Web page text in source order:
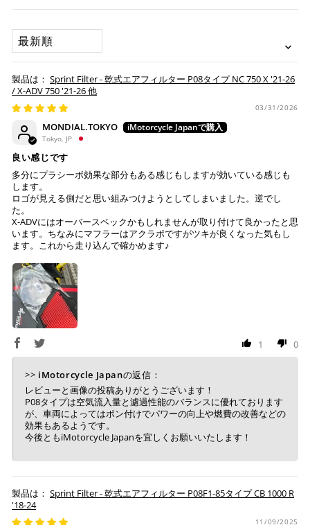
※ American Expressでの分割払いのご利用には、事前
す。
※ Diners Clubは分割払い非対応のため、一括払い・リ
ボ払いのみご利用頂けます。
※ 手数料、利息はご利用のカード会社の定めによります
ので、事前にご確認ください。
楽天ペイ
いが可能です。
楽天ポイントが貯まる・使える！「簡単」「あんしん」
「お得」な楽天ペイをご利用ください。
※ 楽天ポイントが貯まるのは楽天カード・楽天ポイン
ト・楽天ペイ残高でのお支払いに限ります。
※ 現在楽天ペイでご使用頂けるクレジットカードは
Visa、Mastercard、JCBのみです。
上記キャッシュレス決済アカウントからご希望のお支払
※ ご利用には事前にPayPay、Apple Payの利用登録が
お取り寄せの場合
・商品ページの納期はあくまで目安になりますので、納期が
早まる場合もございます。
・運送状況や繁忙期の影響により遅れが生じる場合もござい
配送送料について
１回のご注文で商品代金合計が¥11,000(税込）以上の場合
は、送料が無料となります。
配送会社について
Sprint Filter - 乾式エアフィルター P08タイプ NC 750 X '21-26
/ X-ADV 750 '21-26 他
03/31/2026
MONDIAL.TOKYO
Tokyo, JP
良い感じです
多分にプラシーボ効果な部分もある感じもしますが効いている感じも
します。
ロゴが見える側だと思い組みつけようとしてしまいました。逆でし
た。
X-ADVにはオーバースペックかもしれませんが取り付けて良かったと思
います。ちなみにマフラーはアクラポですがツキが良くなった気もし
ます。これから走り込んで確かめます♪
1 0
>> iMotorcycle Japanの返信：
レビューと画像の投稿ありがとうございます！
P08タイプは空気流入量と濾過性能のバランスに優れております
が、車両によってはポン付けでパワーの向上や燃費の改善などの
効果もあるようです。
今後ともiMotorcycle Japanを宜しくお願いいたします！
Sprint Filter - 乾式エアフィルター P08F1-85タイプ CB 1000 R
'18-24
11/09/2025